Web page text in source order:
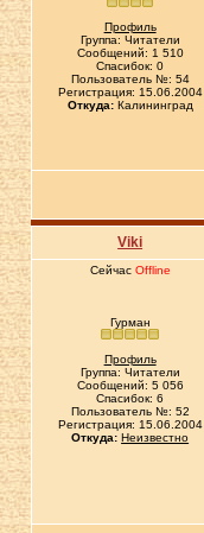
Профиль
Группа: Читатели
Сообщений: 1 510
Спасибок: 0
Пользователь №: 54
Регистрация: 15.06.2004
Откуда:Калининград
Viki
Сейчас Offline
Гурман
Профиль
Группа: Читатели
Сообщений: 5 056
Спасибок: 6
Пользователь №: 52
Регистрация: 15.06.2004
Откуда: Неизвестно